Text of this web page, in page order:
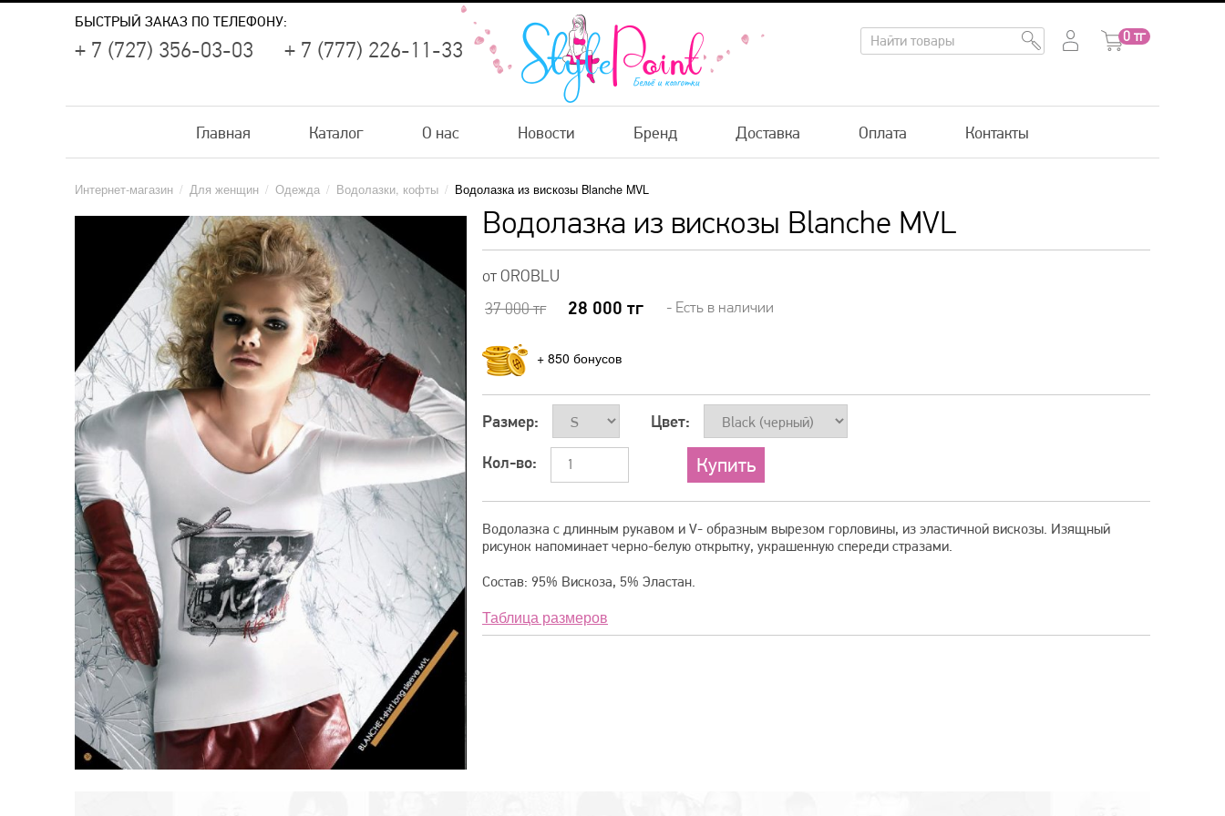
БЫСТРЫЙ ЗАКАЗ ПО ТЕЛЕФОНУ:
+ 7 (727) 356-03-03 + 7 (777) 226-11-33
0 тг
Главная Каталог О нас Новости Бренд Доставка Оплата Контакты
Интернет-магазин / Для женщин / Одежда / Водолазки, кофты / Водолазка из вискозы Blanche MVL
Водолазка из вискозы Blanche MVL
от OROBLU
37 000тг 28 000 тг - Есть в наличии
+ 850
Размер: Цвет:
Кол-во:
Водолазка с длинным рукавом и V- образным вырезом горловины, из эластичной вискозы. Изящный
рисунок напоминает черно-белую открытку, украшенную спереди стразами.
Состав: 95% Вискоза, 5% Эластан.
Таблица размеров